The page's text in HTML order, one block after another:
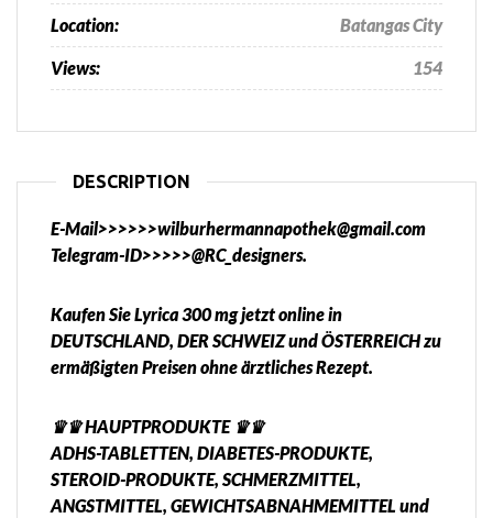
Location: Batangas City
Views: 154
DESCRIPTION
E-Mail>>>>>>wilburhermannapothek@gmail.com
Telegram-ID>>>>>@RC_designers.
Kaufen Sie Lyrica 300 mg jetzt online in
DEUTSCHLAND, DER SCHWEIZ und ÖSTERREICH zu
ermäßigten Preisen ohne ärztliches Rezept.
♛♛ HAUPTPRODUKTE ♛♛
ADHS-TABLETTEN, DIABETES-PRODUKTE,
STEROID-PRODUKTE, SCHMERZMITTEL,
ANGSTMITTEL, GEWICHTSABNAHMEMITTEL und